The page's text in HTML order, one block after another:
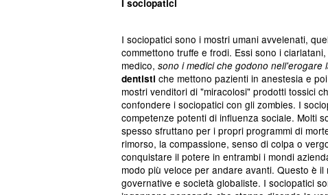
I sociopatici
I sociopatici sono i mostri umani avvelenati,
commettono truffe e frodi. Essi sono i
medico, sono i medici che godono
dentisti che mettono pazienti in anestesia e
mostri venditori di "miracolosi" prodotti tossici
confondere i sociopatici con gli zombies. I
competenze potenti di influenza sociale. Molti
spesso sfruttano per i propri programmi di
rimorso, la compassione, senso di colpa o
conquistare il potere in entrambi i mondi
modo più veloce per andare avanti. Questo è
governative e società globaliste. I sociopatici